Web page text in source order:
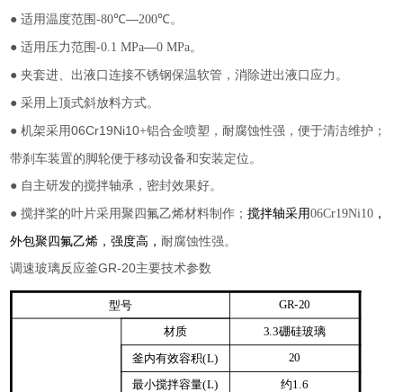
●适用温度范围-80℃—200℃。
●适用压力范围-0.1 MPa—0 MPa。
●夹套进、出液口连接不锈钢保温软管，消除进出液口应力。
●采用上顶式斜放料方式。
●机架采用06Cr19Ni10+铝合金喷塑，耐腐蚀性强，便于清洁维护；
带刹车装置的脚轮便于移动设备和安装定位。
● 自主研发的搅拌轴承，密封效果好。
●搅拌桨的叶片采用聚四氟乙烯材料制作；搅拌轴采用06Cr19Ni10 ，
外包聚四氟乙烯，强度高， 耐腐蚀性强。
调速玻璃反应釜GR-20主要技术参数
型号 GR-20
材质 3.3硼硅玻璃
釜内有效容积(L) 20
最小搅拌容量(L) 约1.6